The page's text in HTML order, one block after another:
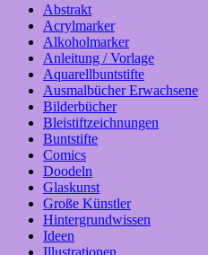
Abstrakt
Acrylmarker
Alkoholmarker
Anleitung / Vorlage
Aquarellbuntstifte
Ausmalbücher Erwachsene
Bilderbücher
Bleistiftzeichnungen
Buntstifte
Comics
Doodeln
Glaskunst
Große Künstler
Hintergrundwissen
Ideen
Illustrationen